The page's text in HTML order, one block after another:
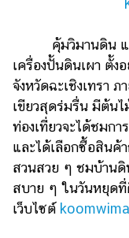
คุ้มวิมานดิน แหล่
เครื่องปั้นดินเผา ตั้ง
จังหวัดฉะเชิงเทรา
เขียวสุดร่มรื่น มีต้น
ท่องเที่ยวจะได้ชมก
และได้เลือกซื้อสินค้
สวนสวย ๆ ชมบ้าน
สบาย ๆ ในวันหยุดที่
เว็บไซต์